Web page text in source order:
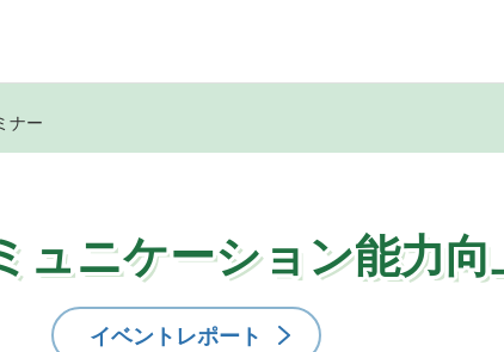
ナー
ュニケーション能力
イベントレポート